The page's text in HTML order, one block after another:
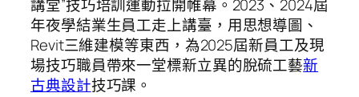
講堂”技巧培訓運動拉開帷幕。2023、2024屆
年夜學結業生員工走上講臺，用思想導圖、
Revit三維建模等東西，為2025屆新員工及現
場技巧職員帶來一堂標新立異的脫硫工藝新
古典設計技巧課。